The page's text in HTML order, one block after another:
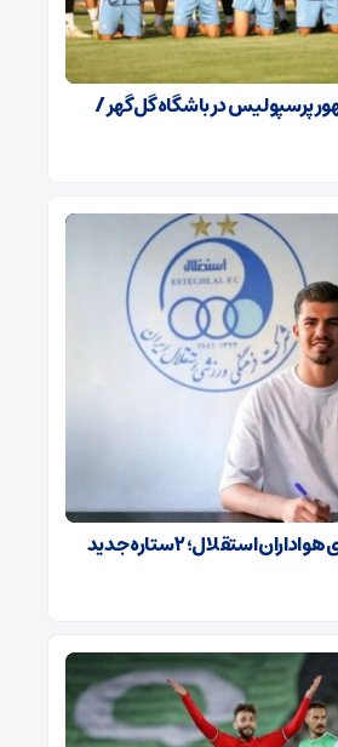
مشهور پرسپولیس در باشگاه گل‌گهر /
خبر نگران‌کننده برای هواداران استقلال؛ ۲ ستاره جدید